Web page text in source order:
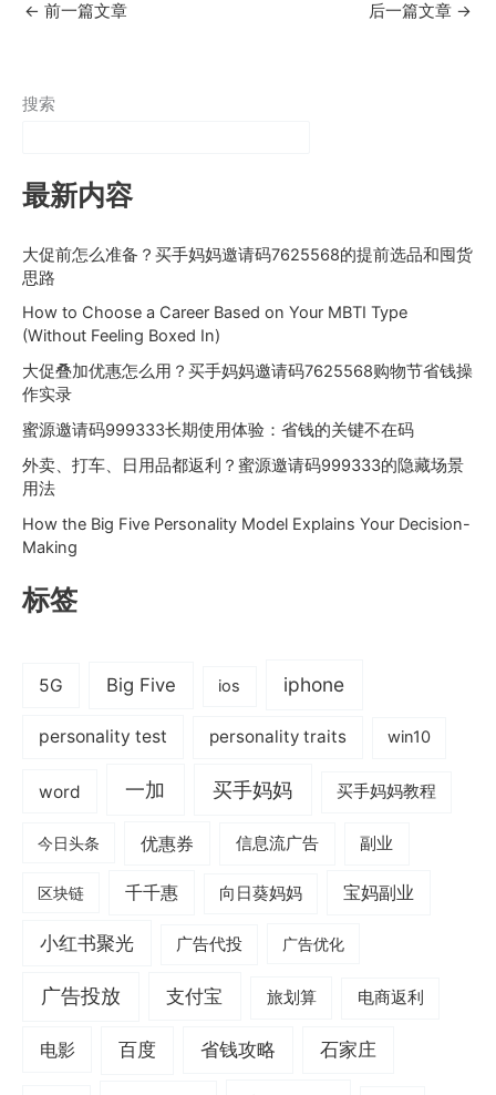
← 前一篇文章 后一篇文章 →
搜索
最新内容
大促前怎么准备？买手妈妈邀请码7625568的提前选品和囤货
思路
How to Choose a Career Based on Your MBTI Type
(Without Feeling Boxed In)
大促叠加优惠怎么用？买手妈妈邀请码7625568购物节省钱操
作实录
蜜源邀请码999333长期使用体验：省钱的关键不在码
外卖、打车、日用品都返利？蜜源邀请码999333的隐藏场景
用法
How the Big Five Personality Model Explains Your Decision-
Making
标签
5G Big Five ios iphone
personality test personality traits win10
word 一加 买手妈妈 买手妈妈教程
今日头条 优惠券 信息流广告 副业
区块链 千千惠 向日葵妈妈 宝妈副业
小红书聚光 广告代投 广告优化
广告投放 支付宝 旅划算 电商返利
电影 百度 省钱攻略 石家庄